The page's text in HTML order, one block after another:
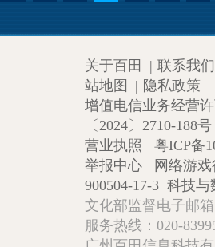
关于百田 | 联系我们
站地图
| 隐私政策
增值电信业务经营
〔2024〕2710-188号
营业执照
粤ICP备
举报中心
网络游
900504-17-3 科技与
文化部监督电子邮
服务热线：020-